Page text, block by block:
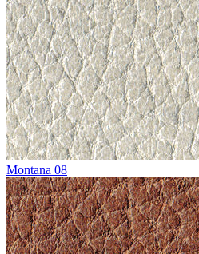
Montana 08